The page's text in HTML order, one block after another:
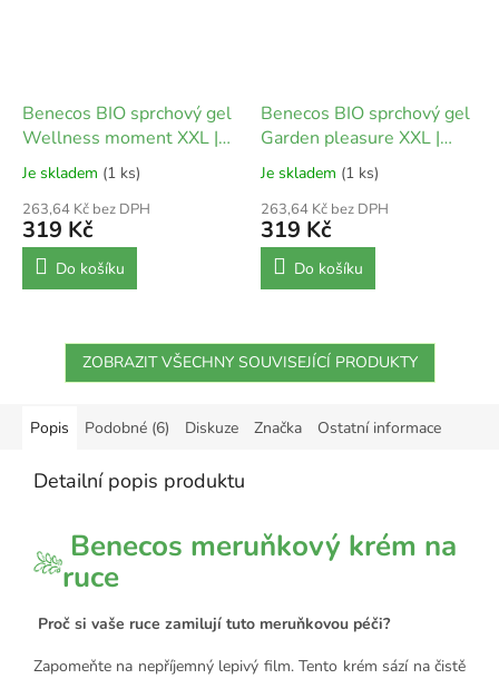
Benecos BIO sprchový gel
Wellness moment XXL |
950 ml
Je skladem (1 ks)
263,64 Kč bez DPH
319 Kč
Do košíku
Benecos BIO sprchový gel
Garden pleasure XXL |
950 ml
Je skladem (1 ks)
263,64 Kč bez DPH
319 Kč
Do košíku
ZOBRAZIT VŠECHNY SOUVISEJÍCÍ PRODUKTY
Popis Podobné (6) Diskuze Značka Ostatní informace
Detailní popis produktu
Benecos meruňkový krém na
ruce
Proč si vaše ruce zamilují tuto meruňkovou péči?
Zapomeňte na nepříjemný lepivý film. Tento krém sází na čistě